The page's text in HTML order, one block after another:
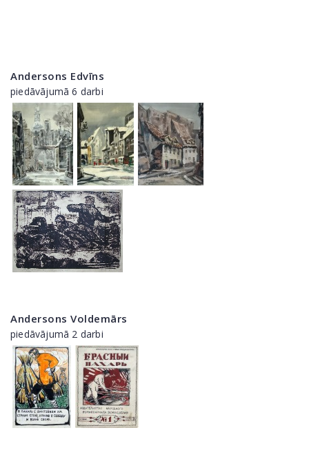
Andersons Edvīns
piedāvājumā 6 darbi
Andersons Voldemārs
piedāvājumā 2 darbi